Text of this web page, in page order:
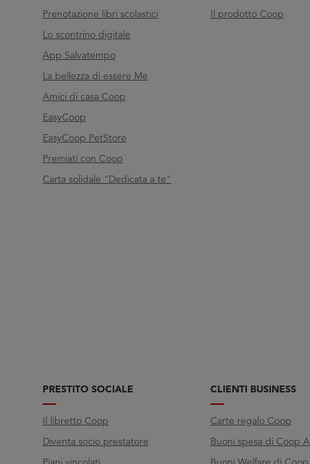
Prenotazione libri scolastici
Lo scontrino digitale
App Salvatempo
La bellezza di essere Me
Amici di casa Coop
EasyCoop
EasyCoop PetStore
Premiati con Coop
Carta solidale "Dedicata a te"
Il prodotto Coop
PRESTITO SOCIALE
Il libretto Coop
Diventa socio prestatore
CLIENTI BUSINESS
Carte regalo Coop
Buoni spesa di Coop